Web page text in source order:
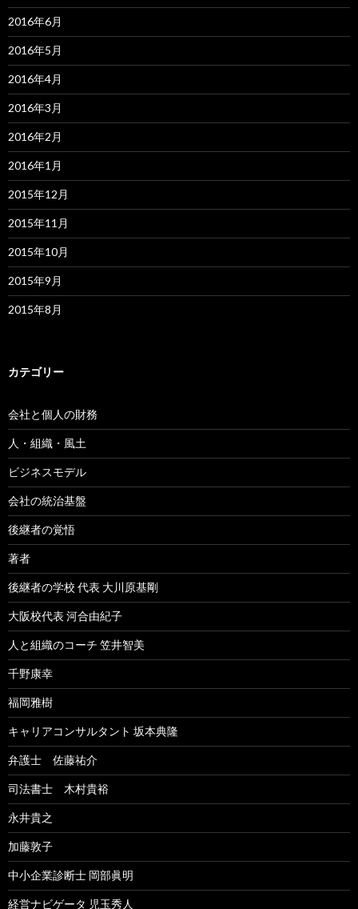
2016年6月
2016年5月
2016年4月
2016年3月
2016年2月
2016年1月
2015年12月
2015年11月
2015年10月
2015年9月
2015年8月
カテゴリー
会社と個人の財務
人・組織・風土
ビジネスモデル
会社の統治基盤
後継者の覚悟
著者
後継者の学校 代表 大川原基剛
大阪校代表 河合由紀子
人と組織のコーチ 笠井智美
千野康幸
福岡雅樹
キャリアコンサルタント 坂本典隆
弁護士 佐藤祐介
司法書士 木村貴裕
永井貴之
加藤敦子
中小企業診断士 岡部眞明
経営ナビゲータ 児玉秀人